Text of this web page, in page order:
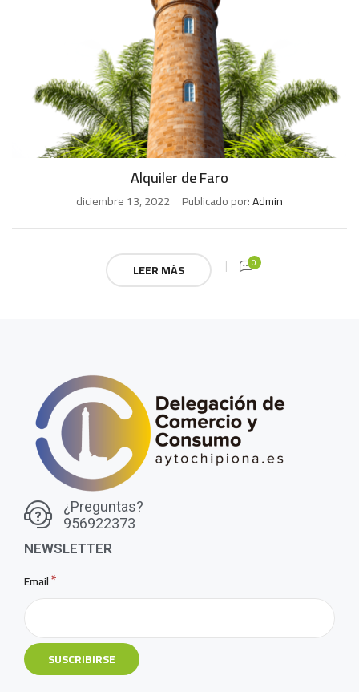
Alquiler de Faro
diciembre 13, 2022 Publicado por:Admin
LEER MÁS 0
¿Preguntas?
956922373
NEWSLETTER
Email*